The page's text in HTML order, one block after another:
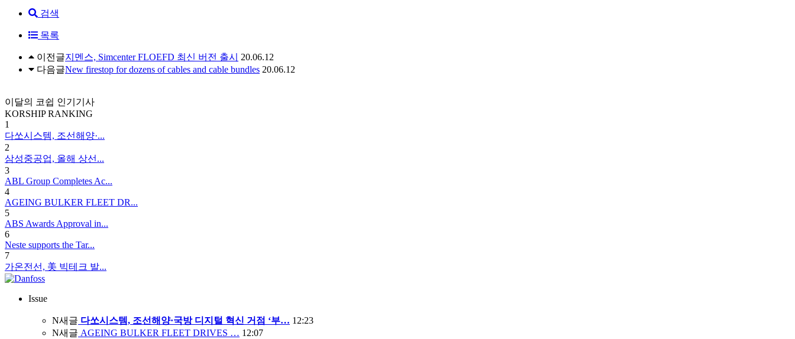
검색
목록
이전글지멘스, Simcenter FLOEFD 최신 버전 출시
20.06.12
다음글New firestop for dozens of cables and cable bundles 20.06.12
이달의 코쉽 인기기사
KORSHIP RANKING
1
다쏘시스템, 조선해양·...
2
삼성중공업, 올해 상선...
3
ABL Group Completes Ac...
4
AGEING BULKER FLEET DR...
5
ABS Awards Approval in...
6
Neste supports the Tar...
7
가온전선, 美 빅테크 발...
Issue
N새글 다쏘시스템, 조선해양·국방 디지털 혁신 거점 ‘부… 12:23
N새글 AGEING BULKER FLEET DRIVES … 12:07